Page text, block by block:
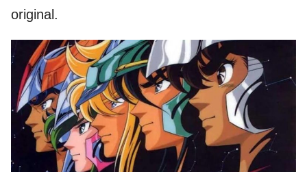
original.